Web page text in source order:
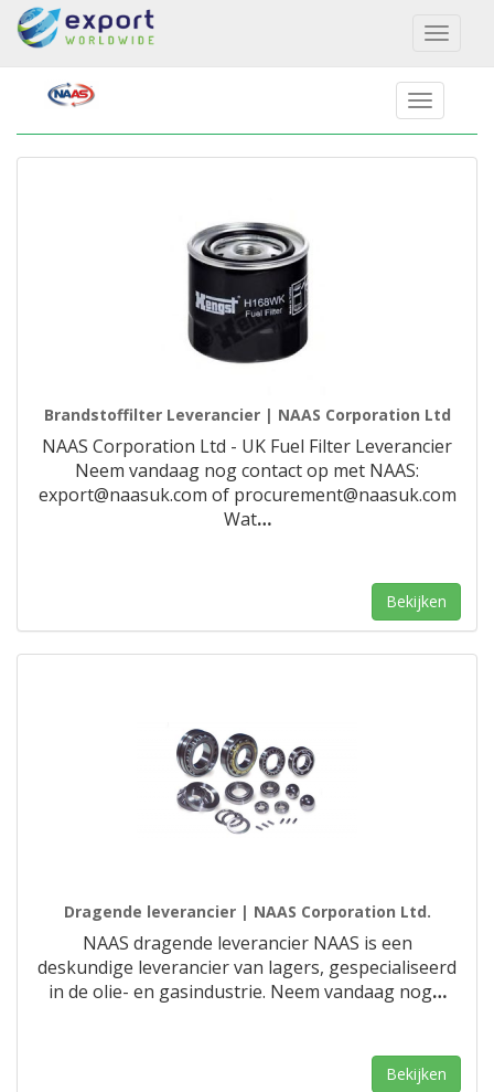
Toggle
Brandstoffilter Leverancier | NAAS Corporation Ltd
NAAS Corporation Ltd - UK Fuel Filter Leverancier
Neem vandaag nog contact op met NAAS:
export@naasuk.com of procurement@naasuk.com
Wat…
Bekijken
Dragende leverancier | NAAS Corporation Ltd.
NAAS dragende leverancier NAAS is een
deskundige leverancier van lagers, gespecialiseerd
in de olie- en gasindustrie. Neem vandaag nog…
Bekijken